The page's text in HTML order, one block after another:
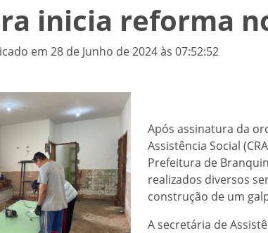
inicia reforma
em 28 de Junho de 2024 às 07:52:52
Após assinatura da
Assistência Social
Prefeitura de
realizados diversos
construção de um
A secretária de